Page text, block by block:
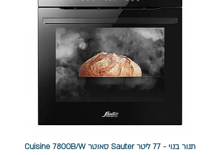
תנור בנוי - 77 ליטר Sauter סאוטר Cuisine 7800B/W